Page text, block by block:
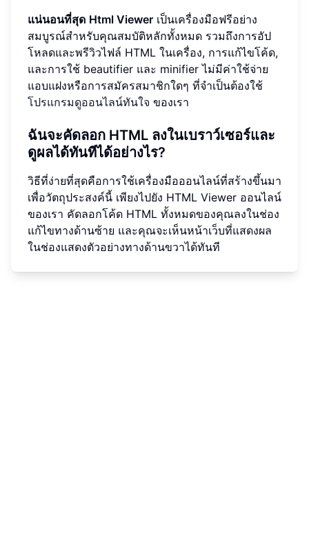
แน่นอนที่สุด Html Viewer เป็นเครื่องมือฟรีอย่าง
สมบูรณ์สำหรับคุณสมบัติหลักทั้งหมด รวมถึงการอัป
โหลดและพรีวิวไฟล์ HTML ในเครื่อง, การแก้ไขโค้ด,
และการใช้ beautifier และ minifier ไม่มีค่าใช้จ่าย
แอบแฝงหรือการสมัครสมาชิกใดๆ ที่จำเป็นต้องใช้
โปรแกรมดูออนไลน์ทันใจ ของเรา
ฉันจะคัดลอก HTML ลงในเบราว์เซอร์และ
ดูผลได้ทันทีได้อย่างไร?
วิธีที่ง่ายที่สุดคือการใช้เครื่องมือออนไลน์ที่สร้างขึ้นมา
เพื่อวัตถุประสงค์นี้ เพียงไปยัง HTML Viewer ออนไลน์
ของเรา คัดลอกโค้ด HTML ทั้งหมดของคุณลงในช่อง
แก้ไขทางด้านซ้าย และคุณจะเห็นหน้าเว็บที่แสดงผล
ในช่องแสดงตัวอย่างทางด้านขวาได้ทันที